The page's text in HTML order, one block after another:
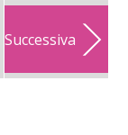
Successiva